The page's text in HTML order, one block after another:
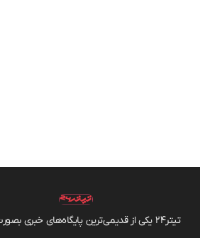
تیتر24 یکی از قدیمی‌ترین پایگاه‌های خبری